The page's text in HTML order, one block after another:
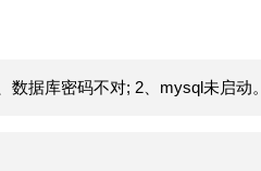
据库密码不对; 2、mysql未启动。